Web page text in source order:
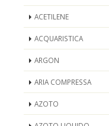
ACETILENE
ACQUARISTICA
ARGON
ARIA COMPRESSA
AZOTO